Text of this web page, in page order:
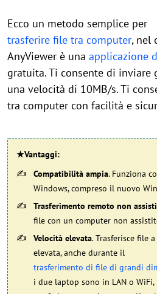
Ecco un metodo semplice per
trasferire file tra computer, nel
AnyViewer è una applicazione
gratuita. Ti consente di inviare
una velocità di 10MB/s. Ti
tra computer con facilità e
★Vantaggi:
Compatibilità ampia. Funziona
Windows, compreso il nuovo
Trasferimento remoto non
file con un computer non
Velocità elevata. Trasferisce file
elevata, anche durante il
trasferimento di file di grandi
i due laptop sono in LAN o